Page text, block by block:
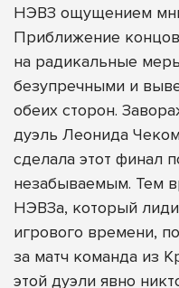
НЭВЗ ощущением
Приближение
на радикальные
безупречными и
обеих сторон.
дуэль Леонида
сделала этот финал
незабываемым. Тем
НЭВЗа, который
игрового времени,
за матч команда из
этой дуэли явно